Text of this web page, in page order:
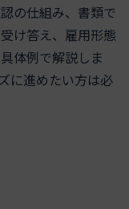
の仕組み、書類で
け答え、雇用形態
体例で解説しま
に進めたい方は必